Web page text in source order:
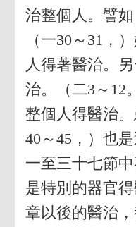
治整個人。譬
（一30～31，
人得著醫治。
治。（二3～12
整個人得醫治
40～45，）也
一至三十七節
是特別的器官
章以後的醫治